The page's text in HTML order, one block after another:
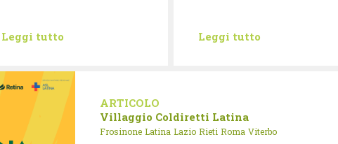
Leggi tutto Leggi tutto
ARTICOLO
Villaggio Coldiretti Latina
Frosinone Latina Lazio Rieti Roma Viterbo